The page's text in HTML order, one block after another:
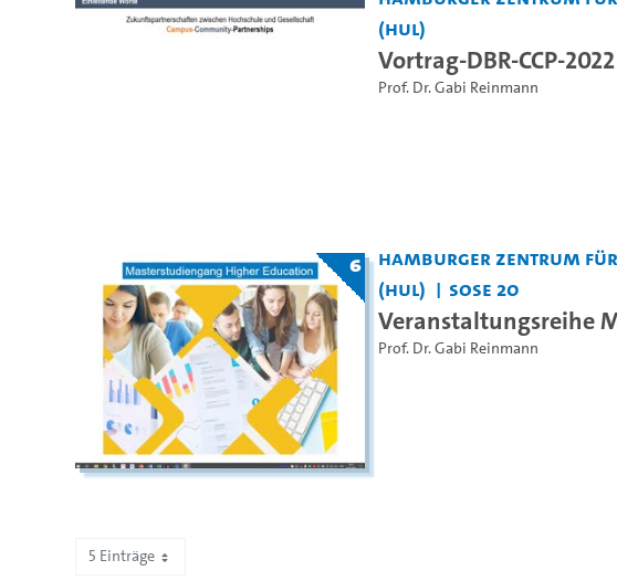
(HUL)
Vortrag-DBR-CCP-2022
Prof. Dr. Gabi Reinmann
6
Hamburger Zentrum
(HUL)
SoSe 20
Veranstaltungsreihe
Prof. Dr. Gabi Reinmann
5 Einträge